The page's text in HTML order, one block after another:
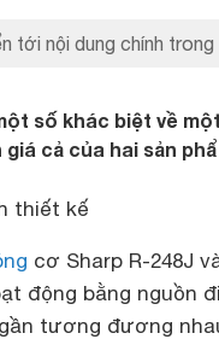
tới nội dung chính trong
số khác biệt về
giá cả của hai sản
thiết kế
cơ Sharp R-248J
động bằng nguồn
tương đương